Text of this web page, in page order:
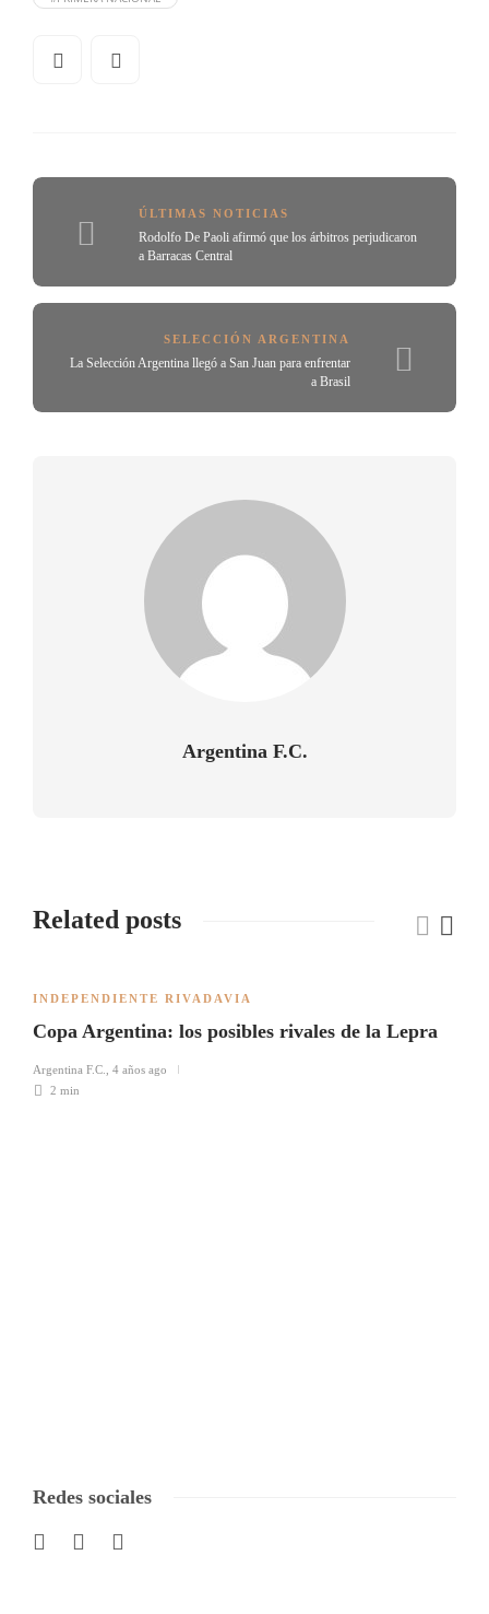
ÚLTIMAS NOTICIAS
Rodolfo De Paoli afirmó que los árbitros perjudicaron
a Barracas Central
SELECCIÓN ARGENTINA
La Selección Argentina llegó a San Juan para enfrentar
a Brasil
Argentina F.C.
Related posts
INDEPENDIENTE RIVADAVIA
Copa Argentina: los posibles rivales de la Lepra
Argentina F.C.
4 años ago
2 min
Redes sociales